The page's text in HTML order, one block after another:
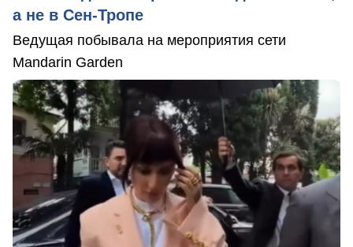
а не в Сен-Тропе
Ведущая побывала на мероприятия сети
Mandarin Garden